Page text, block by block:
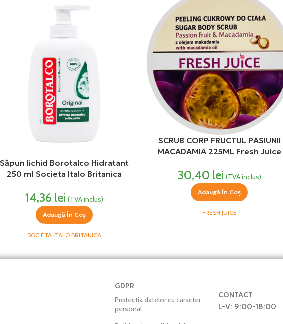
Săpun lichid Borotalco Hidratant
250 ml Societa Italo Britanica
14,36 lei (TVA inclus)
Adaugă În Coș
SOCIETA ITALO BRITANICA
SCRUB CORP FRUCTUL PASIUNII
MACADAMIA 225ML Fresh Juice
30,40 lei (TVA inclus)
Adaugă În Coș
FRESH JUICE
GDPR
Protectia datelor cu caracter
personal
CONTACT
L-V: 9:00-18:00